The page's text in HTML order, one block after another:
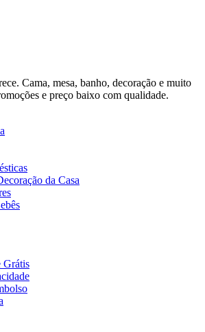
Cama, mesa, banho, decoração e muito
e preço baixo com qualidade.
da Casa
Grátis